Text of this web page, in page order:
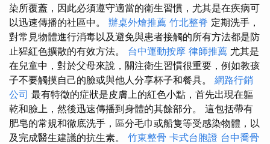
染所覆蓋，因此必須遵守適當的衛生習慣，尤其是在疾病可
以迅速傳播的社區中。 辦桌外燴推薦 竹北整脊 定期洗手，
對常見物體進行消毒以及避免與患者接觸的所有方法都是防
止猩紅色擴散的有效方法。 台中運動按摩 律師推薦 尤其是
在兒童中，對於父母來說，關注衛生習慣很重要，例如教孩
子不要觸摸自己的臉或與他人分享杯子和餐具。 網路行銷
公司 最有特徵的症狀是皮膚上的紅色小點，首先出現在軀
乾和臉上，然後迅速傳播到身體的其餘部分。 這包括帶有
肥皂的常規和徹底洗手，區分毛巾或船隻等受感染物體，以
及完成醫生建議的抗生素。 竹東整骨 卡式台胞證 台中喬骨